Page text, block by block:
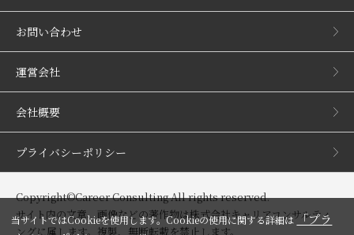
お問い合わせ
運営会社
会社概要
プライバシーポリシー
Copyright©Career Consulting All rights reserved.
サイト内の文章、画像などの著作物は株式会社キャリアコンサルティ
ングに属します。複製、無断転載を禁止します。
当サイトではCookieを使用します。Cookieの使用に関する詳細は「プラ